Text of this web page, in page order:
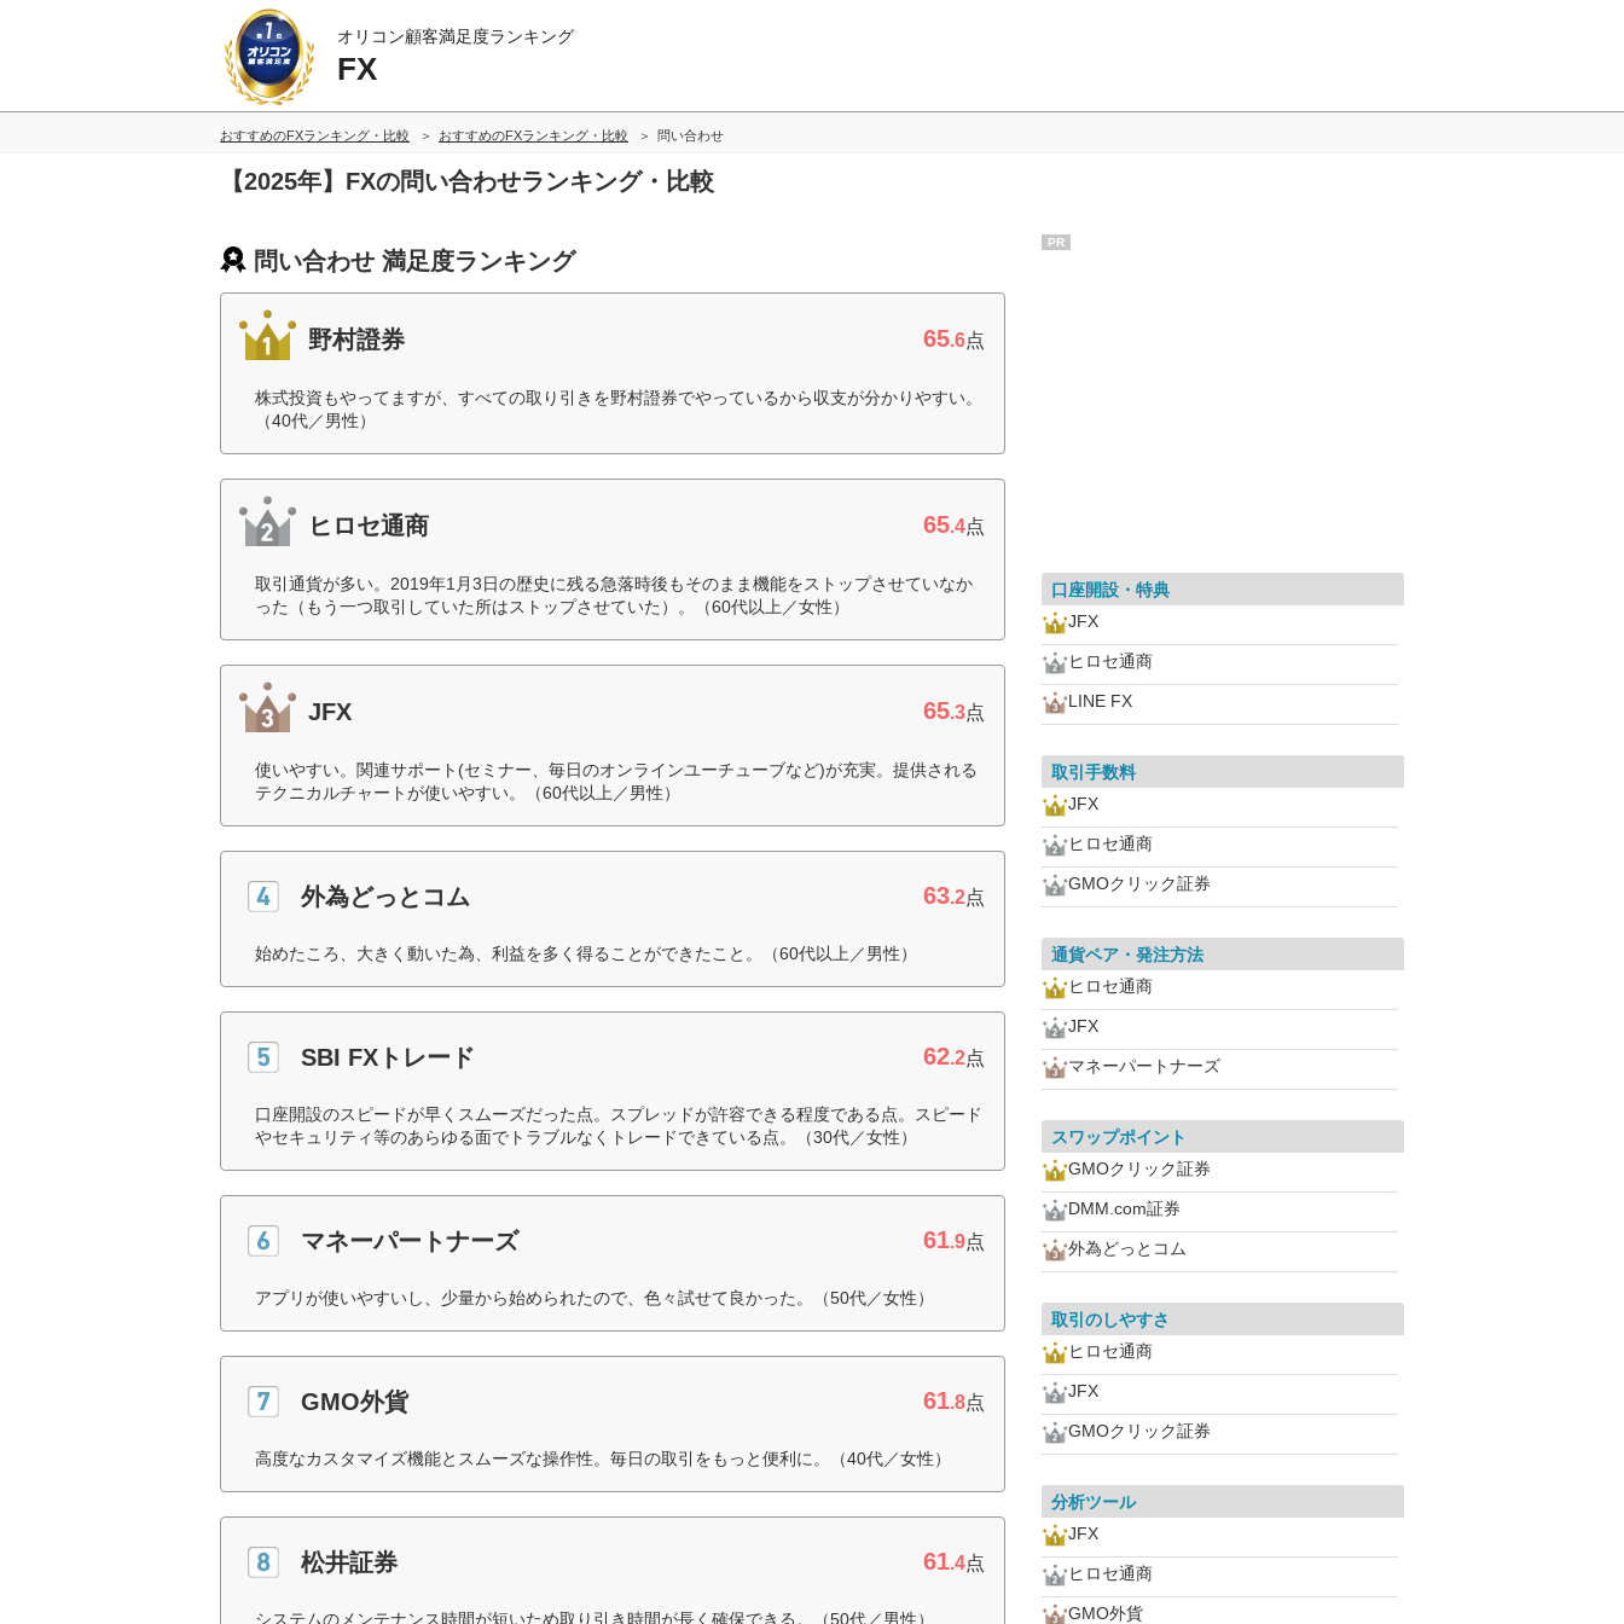
オリコン顧客満足度ランキング
FX
おすすめのFXランキング・比較 おすすめのFXランキング・比較 問い合わせ
【2025年】FXの問い合わせランキング・比較
問い合わせ 満足度ランキング
野村證券 65.6点
株式投資もやってますが、すべての取り引きを野村證券でやっているから収支が分かりやすい。
（40代／男性）
ヒロセ通商 65.4点
取引通貨が多い。2019年1月3日の歴史に残る急落時後もそのまま機能をストップさせていなか
った（もう一つ取引していた所はストップさせていた）。（60代以上／女性）
JFX 65.3点
使いやすい。関連サポート(セミナー、毎日のオンラインユーチューブなど)が充実。提供される
テクニカルチャートが使いやすい。（60代以上／男性）
外為どっとコム 63.2点
始めたころ、大きく動いた為、利益を多く得ることができたこと。（60代以上／男性）
SBI FXトレード 62.2点
口座開設のスピードが早くスムーズだった点。スプレッドが許容できる程度である点。スピード
やセキュリティ等のあらゆる面でトラブルなくトレードできている点。（30代／女性）
マネーパートナーズ 61.9点
アプリが使いやすいし、少量から始められたので、色々試せて良かった。（50代／女性）
GMO外貨 61.8点
高度なカスタマイズ機能とスムーズな操作性。毎日の取引をもっと便利に。（40代／女性）
松井証券 61.4点
システムのメンテナンス時間が短いため取り引き時間が長く確保できる。（50代／男性）
PR
口座開設・特典
JFX
ヒロセ通商
LINE FX
取引手数料
JFX
ヒロセ通商
GMOクリック証券
通貨ペア・発注方法
ヒロセ通商
JFX
マネーパートナーズ
スワップポイント
GMOクリック証券
DMM.com証券
外為どっとコム
取引のしやすさ
ヒロセ通商
JFX
GMOクリック証券
分析ツール
JFX
ヒロセ通商
GMO外貨